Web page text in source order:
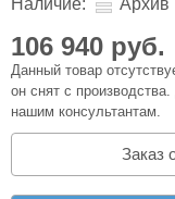
Наличие: Архив
106 940 руб.
Данный товар
он снят с
нашим консультантам.
Заказ